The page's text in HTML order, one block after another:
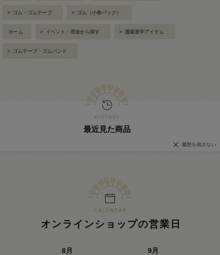
> ゴム・ゴムテープ > ゴム（小巻パック）
ホーム > イベント・用途から探す > 通園通学アイテム
> ゴムテープ・ゴムバンド
最近見た商品
履歴を残さない
オンラインショップの営業日
8月 9月